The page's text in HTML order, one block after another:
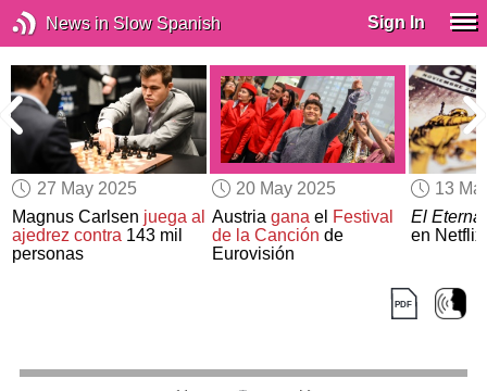
News in Slow Spanish Sign In
27 May 2025
Magnus Carlsen juega al
ajedrez contra 143 mil
personas
20 May 2025
Austria ganael Festival
de la Canción de
Eurovisión
13
El
en Netflix